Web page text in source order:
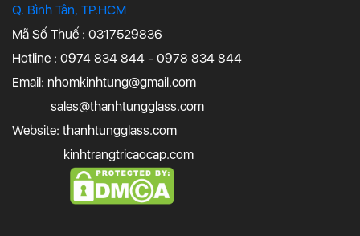
Q. Bình Tân, TP.HCM
Mã Số Thuế : 0317529836
Hotline : 0974 834 844 - 0978 834 844
Email: nhomkinhtung@gmail.com
sales@thanhtungglass.com
Website: thanhtungglass.com
kinhtrangtricaocap.com